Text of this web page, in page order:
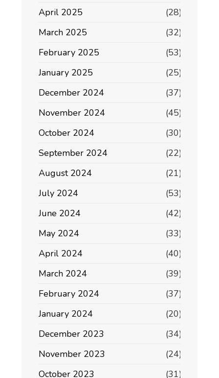
April 2025
(28)
March 2025
(32)
February 2025
(53)
January 2025
(25)
December 2024
(37)
November 2024
(45)
October 2024
(30)
September 2024
(22)
August 2024
(21)
July 2024
(53)
June 2024
(42)
May 2024
(33)
April 2024
(40)
March 2024
(39)
February 2024
(37)
January 2024
(20)
December 2023
(34)
November 2023
(24)
October 2023
(31)